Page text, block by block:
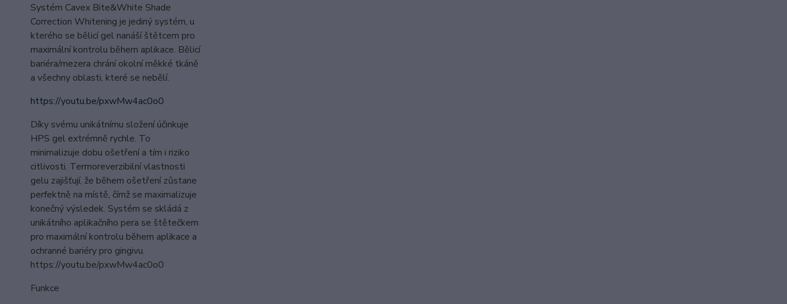
Systém Cavex Bite&White Shade
Correction Whitening je jediný systém, u
kterého se bělicí gel nanáší štětcem pro
maximální kontrolu během aplikace. Bělicí
bariéra/mezera chrání okolní měkké tkáně
a všechny oblasti, které se nebělí.
https://youtu.be/pxwMw4ac0o0
Díky svému unikátnímu složení účinkuje
HPS gel extrémně rychle. To
minimalizuje dobu ošetření a tím i riziko
citlivosti. Termoreverzibilní vlastnosti
gelu zajišťují, že během ošetření zůstane
perfektně na místě, čímž se maximalizuje
konečný výsledek. Systém se skládá z
unikátního aplikačního pera se štětečkem
pro maximální kontrolu během aplikace a
ochranné bariéry pro gingivu.
https://youtu.be/pxwMw4ac0o0
Funkce